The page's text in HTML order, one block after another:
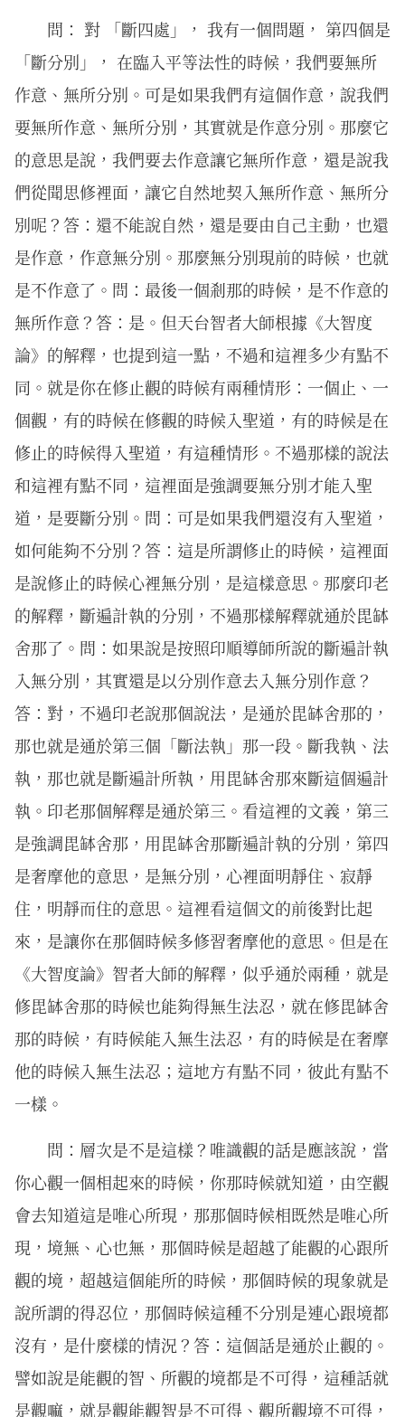
問： 對 「斷四處」， 我有一個問題， 第四個是
「斷分別」， 在臨入平等法性的時候，我們要無所
作意、無所分別。可是如果我們有這個作意，說我們
要無所作意、無所分別，其實就是作意分別。那麼它
的意思是說，我們要去作意讓它無所作意，還是說我
們從聞思修裡面，讓它自然地契入無所作意、無所分
別呢？答：還不能說自然，還是要由自己主動，也還
是作意，作意無分別。那麼無分別現前的時候，也就
是不作意了。問：最後一個剎那的時候，是不作意的
無所作意？答：是。但天台智者大師根據《大智度
論》的解釋，也提到這一點，不過和這裡多少有點不
同。就是你在修止觀的時候有兩種情形：一個止、一
個觀，有的時候在修觀的時候入聖道，有的時候是在
修止的時候得入聖道，有這種情形。不過那樣的說法
和這裡有點不同，這裡面是強調要無分別才能入聖
道，是要斷分別。問：可是如果我們還沒有入聖道，
如何能夠不分別？答：這是所謂修止的時候，這裡面
是說修止的時候心裡無分別，是這樣意思。那麼印老
的解釋，斷遍計執的分別，不過那樣解釋就通於毘缽
舍那了。問：如果說是按照印順導師所說的斷遍計執
入無分別，其實還是以分別作意去入無分別作意？
答：對，不過印老說那個說法，是通於毘缽舍那的，
那也就是通於第三個「斷法執」那一段。斷我執、法
執，那也就是斷遍計所執，用毘缽舍那來斷這個遍計
執。印老那個解釋是通於第三。看這裡的文義，第三
是強調毘缽舍那，用毘缽舍那斷遍計執的分別，第四
是奢摩他的意思，是無分別，心裡面明靜住、寂靜
住，明靜而住的意思。這裡看這個文的前後對比起
來，是讓你在那個時候多修習奢摩他的意思。但是在
《大智度論》智者大師的解釋，似乎通於兩種，就是
修毘缽舍那的時候也能夠得無生法忍，就在修毘缽舍
那的時候，有時候能入無生法忍，有的時候是在奢摩
他的時候入無生法忍；這地方有點不同，彼此有點不
一樣。
問：層次是不是這樣？唯識觀的話是應該說，當
你心觀一個相起來的時候，你那時候就知道，由空觀
會去知道這是唯心所現，那那個時候相既然是唯心所
現，境無、心也無，那個時候是超越了能觀的心跟所
觀的境，超越這個能所的時候，那個時候的現象就是
說所謂的得忍位，那個時候這種不分別是連心跟境都
沒有，是什麼樣的情況？答：這個話是通於止觀的。
譬如說是能觀的智、所觀的境都是不可得，這種話就
是觀嘛，就是觀能觀智是不可得、觀所觀境不可得，